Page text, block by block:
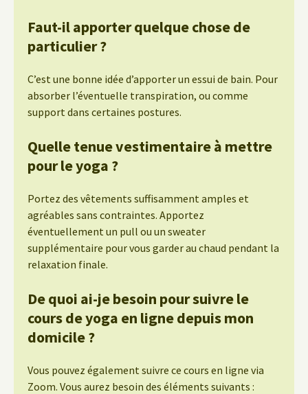
Faut-il apporter quelque chose de
particulier ?
C’est une bonne idée d’apporter un essui de bain. Pour
absorber l’éventuelle transpiration, ou comme
support dans certaines postures.
Quelle tenue vestimentaire à mettre
pour le yoga ?
Portez des vêtements suffisamment amples et
agréables sans contraintes. Apportez
éventuellement un pull ou un sweater
supplémentaire pour vous garder au chaud pendant la
relaxation finale.
De quoi ai-je besoin pour suivre le
cours de yoga en ligne depuis mon
domicile ?
Vous pouvez également suivre ce cours en ligne via
Zoom. Vous aurez besoin des éléments suivants :